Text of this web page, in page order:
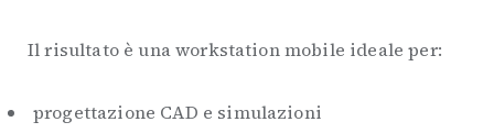
Il risultato è una workstation mobile ideale per:
progettazione CAD e simulazioni